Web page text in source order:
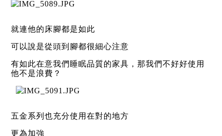
就連他的床腳都是如此
可以說是從頭到腳都很細心注意
有如此在意我們睡眠品質的家具，那我們不好好使用
他不是浪費？
五金系列也充分使用在對的地方
更為加強